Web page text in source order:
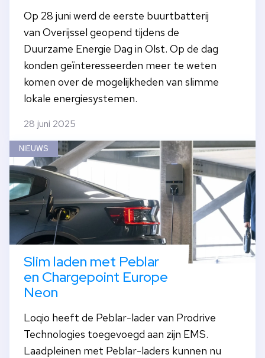
Op 28 juni werd de eerste buurtbatterij
van Overijssel geopend tijdens de
Duurzame Energie Dag in Olst. Op de dag
konden geïnteresseerden meer te weten
komen over de mogelijkheden van slimme
lokale energiesystemen.
28 juni 2025
Slim laden met Peblar
en Chargepoint Europe
Neon
Loqio heeft de Peblar-lader van Prodrive
Technologies toegevoegd aan zijn EMS.
Laadpleinen met Peblar-laders kunnen nu
NIEUWS